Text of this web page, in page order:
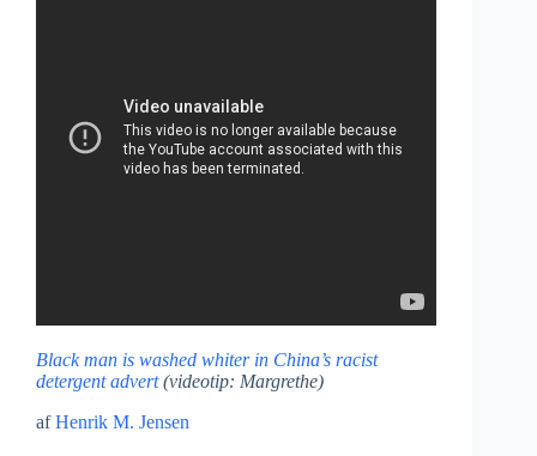
Black man is washed whiter in China’s racist
detergent advert(videotip: Margrethe)
afHenrik M. Jensen